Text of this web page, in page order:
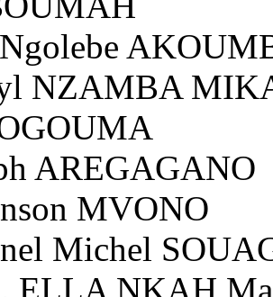
NZAMBA
AREGAGANO
MVONO
Michel
ELLA NKAH